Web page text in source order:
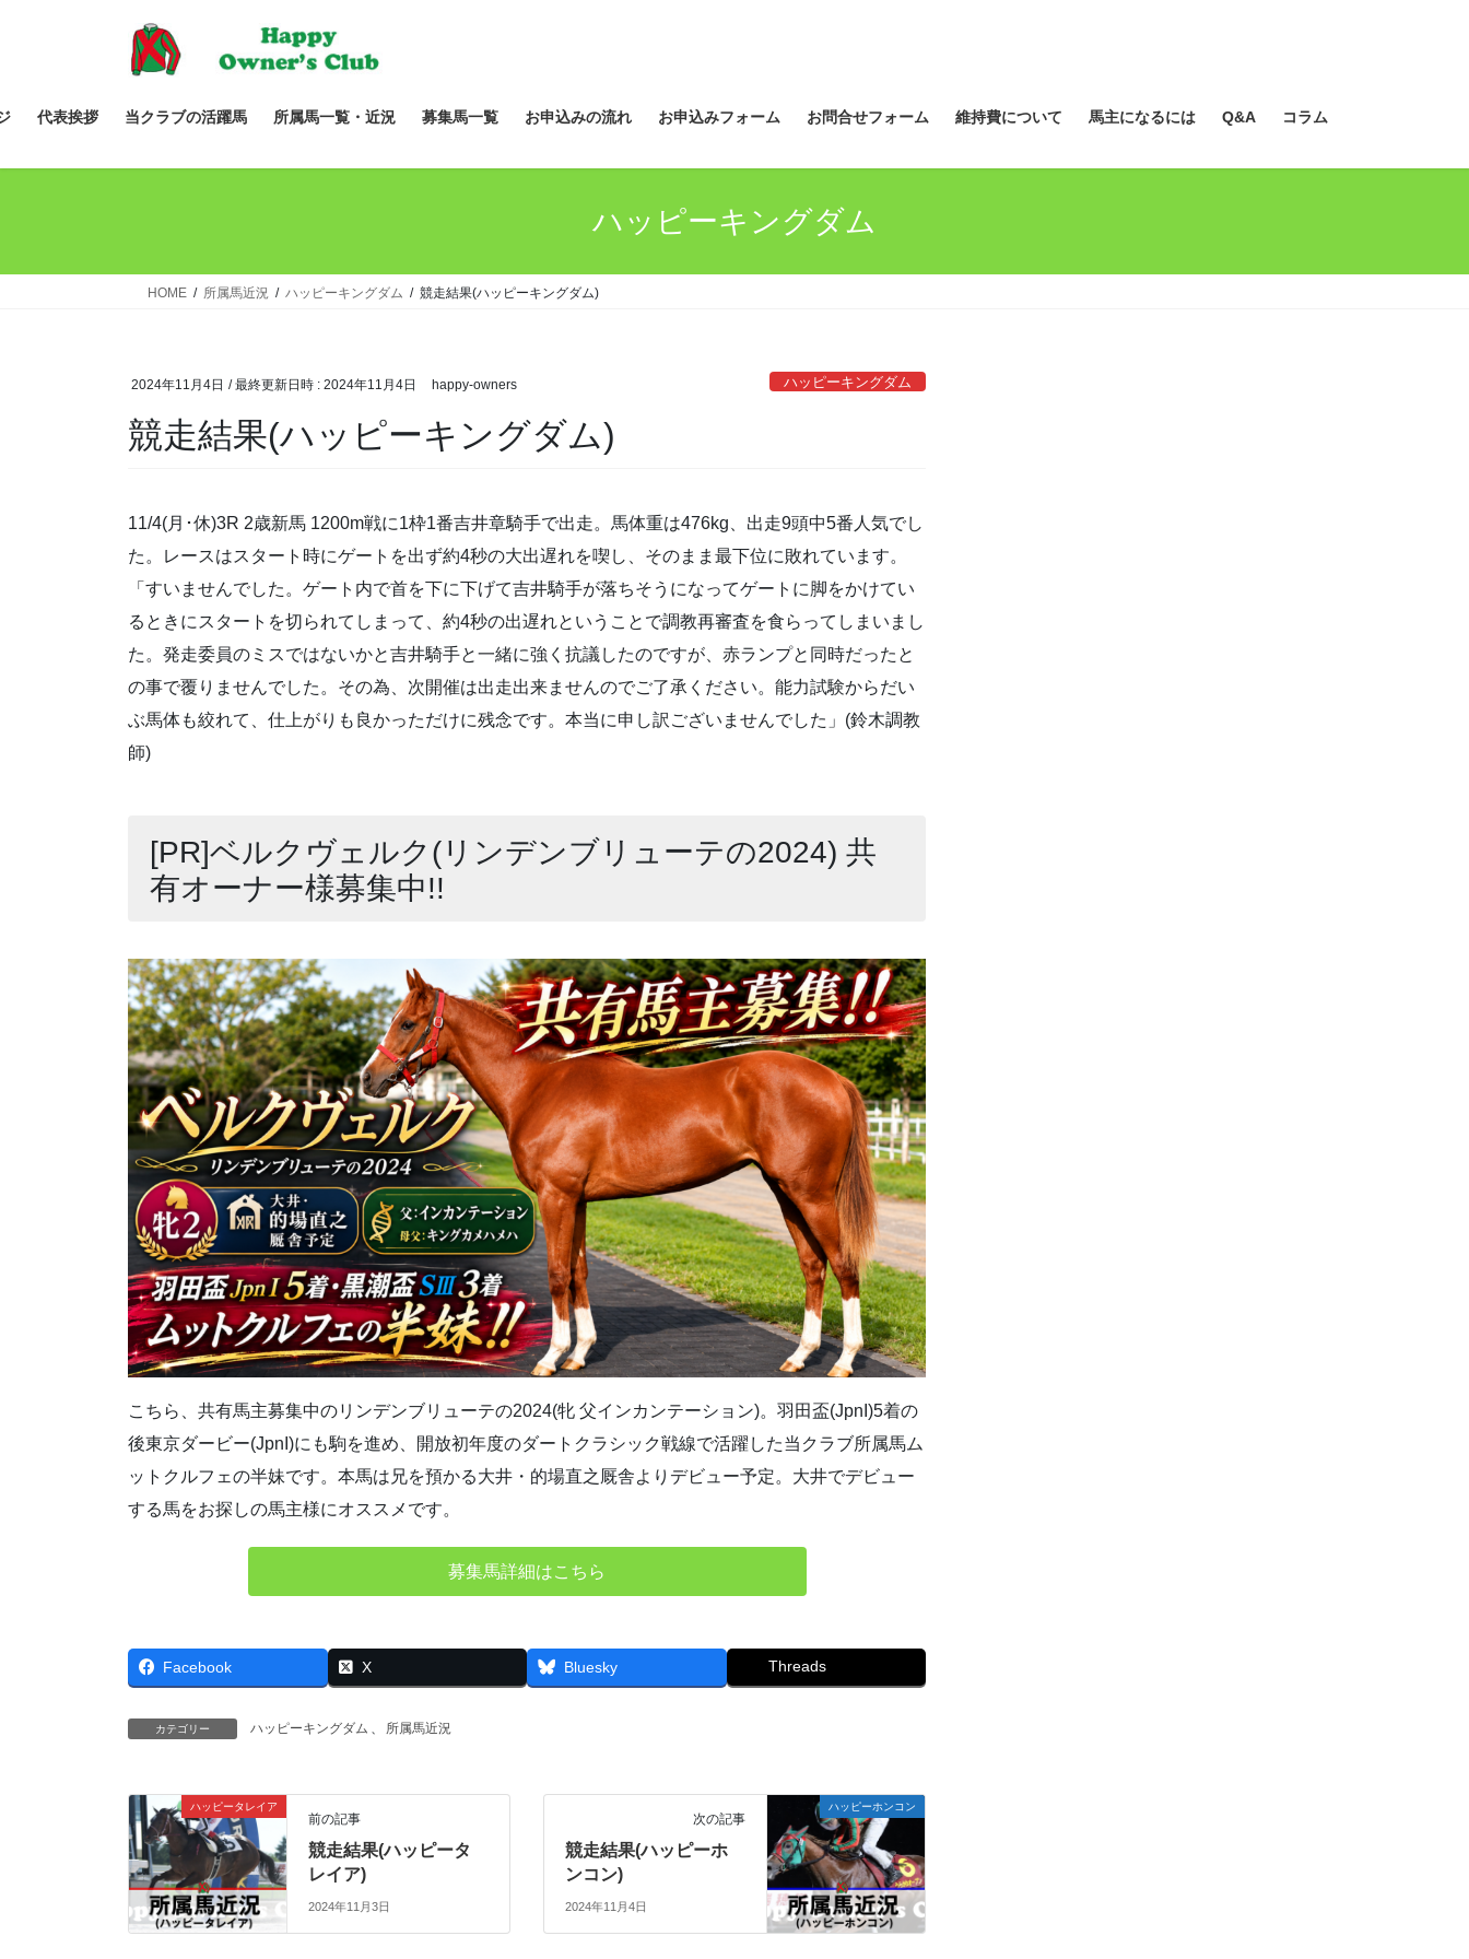
ツ
ス
シ
ン
代表挨拶 当クラブの活躍馬 所属馬一覧・近況 募集馬一覧 お申込みの流れ お申込みフォーム お問合せフォーム 維持費について 馬主になるには Q&A コラム
ハッピーキングダム
HOME 所属馬近況 ハッピーキングダム 競走結果(ハッピーキングダム)
2024年11月4日 / 最終更新日時 : 2024年11月4日 happy-owners ハッピーキングダム
競走結果(ハッピーキングダム)
11/4(月･休)3R 2歳新馬 1200m戦に1枠1番吉井章騎手で出走。馬体重は476kg、出走9頭中5番人気でし
た。レースはスタート時にゲートを出ず約4秒の大出遅れを喫し、そのまま最下位に敗れています。
「すいませんでした。ゲート内で首を下に下げて吉井騎手が落ちそうになってゲートに脚をかけてい
るときにスタートを切られてしまって、約4秒の出遅れということで調教再審査を食らってしまいまし
た。発走委員のミスではないかと吉井騎手と一緒に強く抗議したのですが、赤ランプと同時だったと
の事で覆りませんでした。その為、次開催は出走出来ませんのでご了承ください。能力試験からだい
ぶ馬体も絞れて、仕上がりも良かっただけに残念です。本当に申し訳ございませんでした」(鈴木調教
師)
[PR]ベルクヴェルク(リンデンブリューテの2024) 共
有オーナー様募集中!!
こちら、共有馬主募集中のリンデンブリューテの2024(牝 父インカンテーション)。羽田盃(JpnI)5着の
後東京ダービー(JpnI)にも駒を進め、開放初年度のダートクラシック戦線で活躍した当クラブ所属馬ム
ットクルフェの半妹です。本馬は兄を預かる大井・的場直之厩舎よりデビュー予定。大井でデビュー
する馬をお探しの馬主様にオススメです。
募集馬詳細はこちら
Facebook X Bluesky Threads
カテゴリー ハッピーキングダム 、 所属馬近況
ハッピータレイア
前の記事
競走結果(ハッピータ
レイア)
2024年11月3日
ハッピーホンコン
次の記事
競走結果(ハッピーホ
ンコン)
2024年11月4日